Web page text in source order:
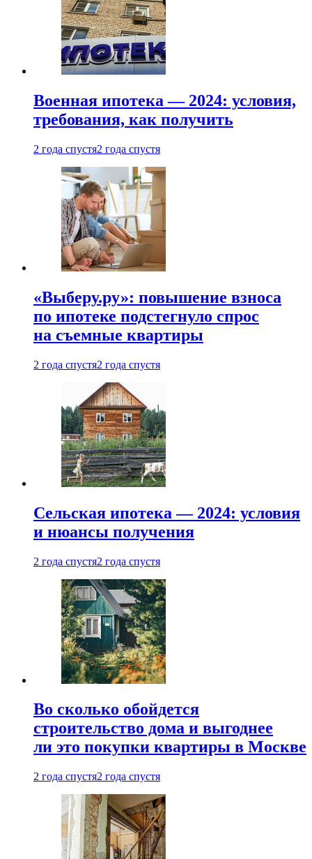
Военная ипотека — 2024: условия,
требования, как получить
2 года спустя2 года спустя
«Выберу.ру»: повышение взноса
по ипотеке подстегнуло спрос
на съемные квартиры
2 года спустя2 года спустя
Сельская ипотека — 2024: условия
и нюансы получения
2 года спустя2 года спустя
Во сколько обойдется
строительство дома и выгоднее
ли это покупки квартиры в Москве
2 года спустя2 года спустя